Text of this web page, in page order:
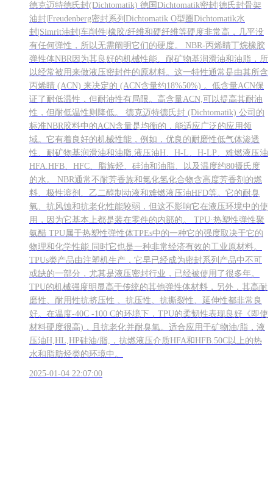
德克迈特德氏封(Dichtomatik) 德国Dichtomatik密封|德氏封骨架
油封|Freudenberg密封系列Dichtomatik O型圈Dichtomatik水
封|Simrit油封|车削件|橡胶/纤维和硬纤维等硬度非常高，几平没
有任何弹性，所以无需阐明它们的硬度。 NBR-丙烯睛丁烷橡胶
弹性体NBR因为其良好的机械性能、耐矿物基润滑油和油脂，所
以经常被用来做液压密封件的原材料。这一特性通常是由其所含
丙烯睛 (ACN) 来决定的 (ACN含量约18%50%) 。低含量ACN保
证了耐低温性，但耐油性有局限。高含量ACN,可以提高其耐油
性，但耐低温性则降低。 德克迈特德氏封 (Dichtomatik) 公司的
标准NBR胶料中的ACN含量是均衡的，能适应广泛的应用领
域。它有着良好的机械性能，例如，优良的耐磨性低气体渗透
性、耐矿物基润滑油和油脂.液压油H、H-L、H-LP、难燃液压油
HFA.HFB、HFC、脂族烃、硅油和油脂、以及温度约80摄氏度
的水。 NBR通常不耐芳香族和氯化氢化合物含高度芳香剂的燃
料、极性溶剂、乙二醇制动液和难燃液压油HFD等。它的耐臭
氧、抗风蚀和抗老化性能较弱，但这不影响它在液压环境中的使
用，因为它基本上都是装在零件的内部的。 TPU·热塑性弹性聚
氨醋 TPU属于热塑性弹性体TPEs中的一种它的强度取决于它的
物理和化学性能.同时它也是一种非常经济有效的工业原材料。
TPUs类产品由注塑机生产，它早已经成为密封系列产品中不可
或缺的一部分，尤其是液压密封行业，已经被使用了很多年。
TPU的机械强度明显高于传统的其他弹性体材料，另外，其高耐
磨性、耐用性抗挤压性 、抗压性、抗撕裂性、延伸性都非常良
好。在温度-40C -100 C的环境下，TPU的柔韧性表现良好《即使
材料硬度很高)，且抗老化并耐臭氧。适合应用于矿物油/脂，液
压油H,HL,HP硅油/脂,，抗燃液压介质HFA和HFB.50C以上的热
水和脂肪烃类的环境中。
2025-01-04 22:07:00